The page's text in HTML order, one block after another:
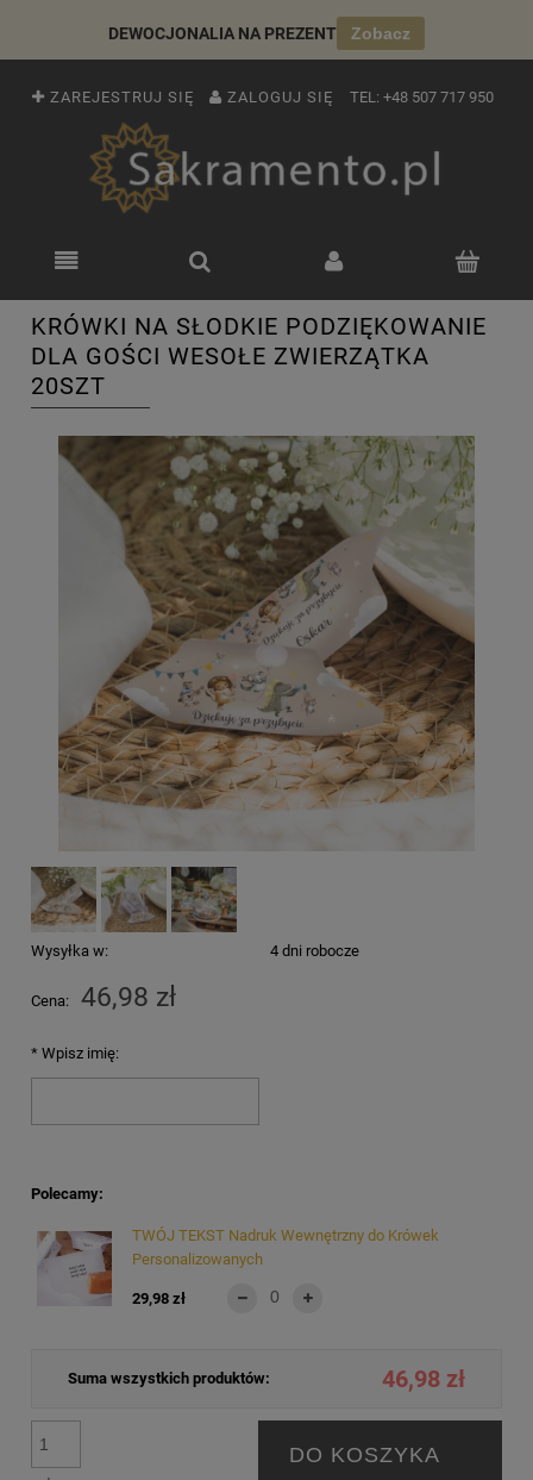
DEWOCJONALIA NA PREZENT Zobacz
ZAREJESTRUJ SIĘ ZALOGUJ SIĘ TEL: +48 507 717 950
KRÓWKI NA SŁODKIE PODZIĘKOWANIE
DLA GOŚCI WESOŁE ZWIERZĄTKA
20SZT
Wysyłka w: 4 dni robocze
Cena: 46,98 zł
* Wpisz imię:
Polecamy:
TWÓJ TEKST Nadruk Wewnętrzny do Krówek
Personalizowanych
29,98 zł
Suma wszystkich produktów: 46,98 zł
DO KOSZYKA